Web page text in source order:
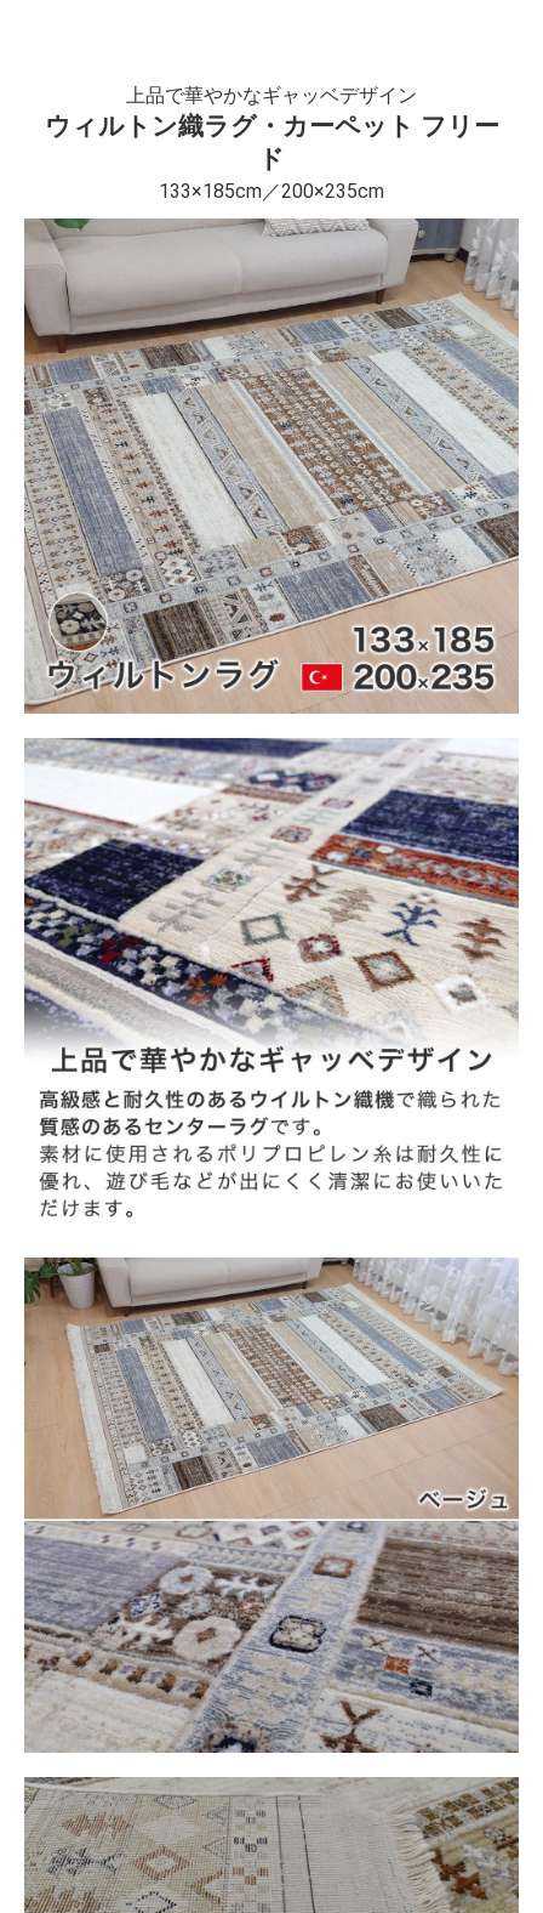
上品で華やかなギャッベデザイン
ウィルトン織ラグ・カーペット フリー
ド
133×185cm／200×235cm